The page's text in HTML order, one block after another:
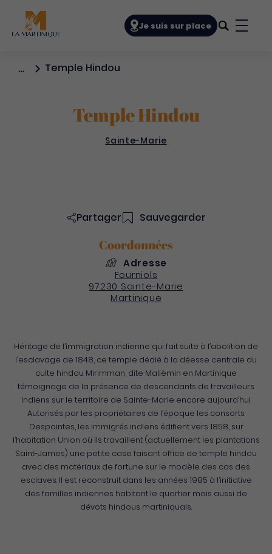
Je suis sur place
… Temple Hindou
Temple Hindou
Sainte-Marie
Héritage de l’immigration indienne qui fait suite à l’abolition de
l’esclavage de 1848, ce temple dédié à la déesse centrale du
culte hindou Mirimman, dite Malièmin en Martinique
témoignage de la présence de descendants de travailleurs
indiens sur le territoire de Sainte-Marie encore aujourd’hui.
Autorisés par les propriétaires de l’époque les consorts
Despointes, les immigrés indiens édifient vers 1858, sur
l’habitation Union où ils travaillent (actuellement les plantations
Saint-James) une petite case faisant office de temple hindou
avec des matériaux de fortune sur le modèle des cas des
esclaves. Il est reconstruit dans les années 1985 à l’initiative
des familles indiennes habitant le quartier mais aussi de
dévots hindous martiniquais.
Partager Sauvegarder
Coordonnées
Adresse
Fourniols
97230 Sainte-Marie
Martinique